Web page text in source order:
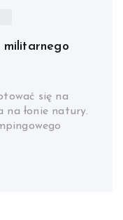
militarnego
się na
na łonie natury.